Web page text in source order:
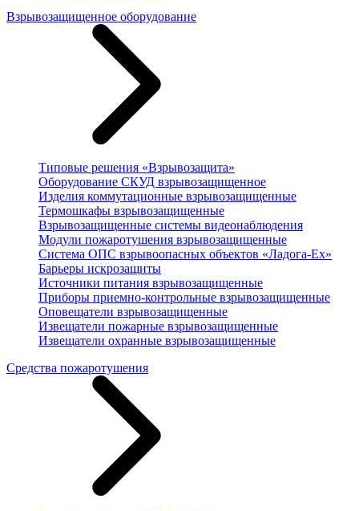
Взрывозащищенное оборудование
Типовые решения «Взрывозащита»
Оборудование СКУД взрывозащищенное
Изделия коммутационные взрывозащищенные
Термошкафы взрывозащищенные
Взрывозащищенные системы видеонаблюдения
Модули пожаротушения взрывозащищенные
Система ОПС взрывоопасных объектов «Ладога-Ex»
Барьеры искрозащиты
Источники питания взрывозащищенные
Приборы приемно-контрольные взрывозащищенные
Оповещатели взрывозащищенные
Извещатели пожарные взрывозащищенные
Извещатели охранные взрывозащищенные
Средства пожаротушения